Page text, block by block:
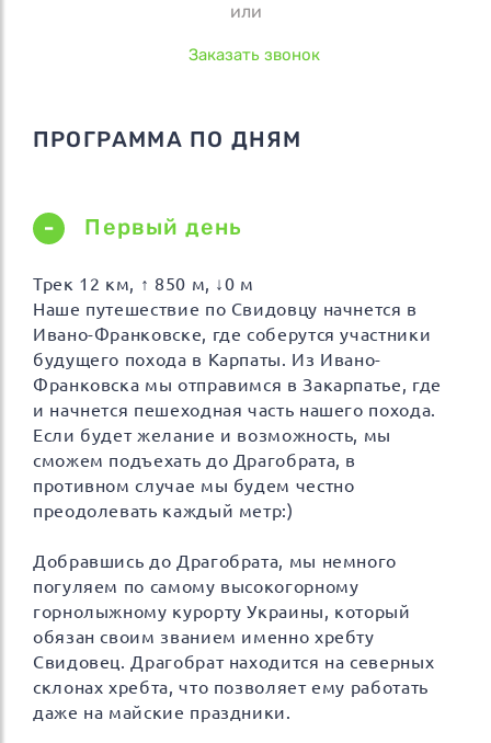
или
Заказать звонок
ПРОГРАММА ПО ДНЯМ
Первый день
Трек 12 км, ↑ 850 м, ↓0 м
Наше путешествие по Свидовцу начнется в
Ивано-Франковске, где соберутся участники
будущего похода в Карпаты. Из Ивано-
Франковска мы отправимся в Закарпатье, где
и начнется пешеходная часть нашего похода.
Если будет желание и возможность, мы
сможем подъехать до Драгобрата, в
противном случае мы будем честно
преодолевать каждый метр:)
Добравшись до Драгобрата, мы немного
погуляем по самому высокогорному
горнолыжному курорту Украины, который
обязан своим званием именно хребту
Свидовец. Драгобрат находится на северных
склонах хребта, что позволяет ему работать
даже на майские праздники.